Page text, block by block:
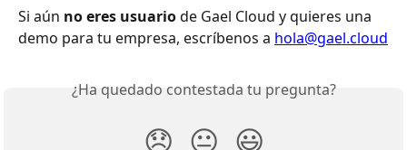
Si aún no eres usuario de Gael Cloud y quieres una
demo para tu empresa, escríbenos a hola@gael.cloud
¿Ha quedado contestada tu pregunta?
😞 😐 😃